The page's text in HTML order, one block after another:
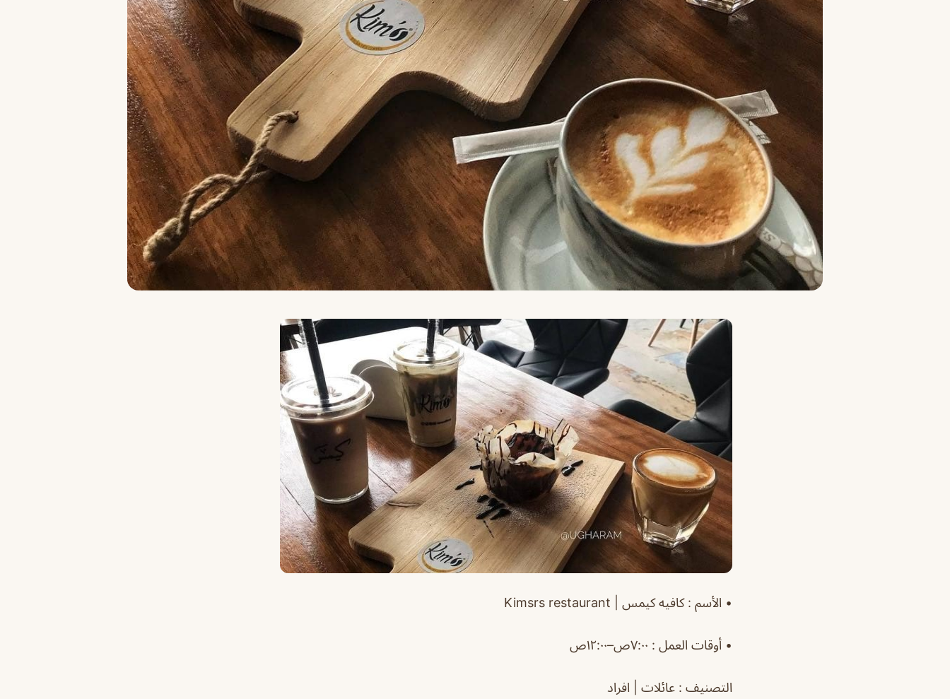
• الأسم : كافيه كيمس | Kimsrs restaurant
‏• أوقات العمل : ٧:٠٠ص–١٢:٠٠ص
التصنيف : عائلات | افراد